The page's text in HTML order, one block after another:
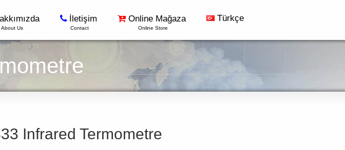
About Us
İletişim
Contact
Online Mağaza
Online Store
Türkçe
Infrared Termometre